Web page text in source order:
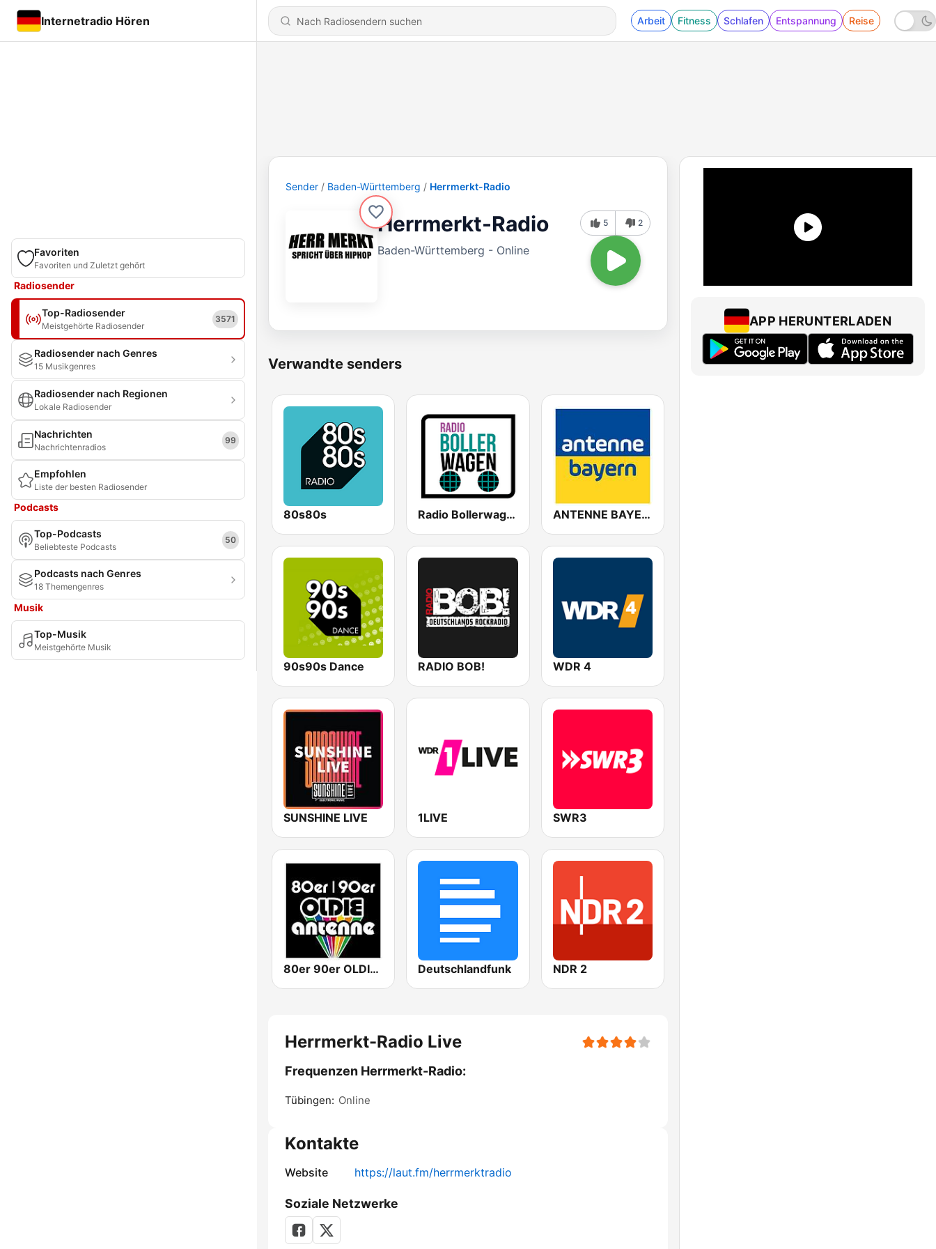
Internetradio Hören Arbeit Fitness Schlafen Entspannung Reise
Favoriten
Favoriten und Zuletzt gehört
Radiosender
Top-Radiosender
Meistgehörte Radiosender
3571
Radiosender nach Genres
15 Musikgenres
Radiosender nach Regionen
Lokale Radiosender
Nachrichten
Nachrichtenradios
99
Empfohlen
Liste der besten Radiosender
Podcasts
Top-Podcasts
Beliebteste Podcasts
50
Podcasts nach Genres
18 Themengenres
Musik
Top-Musik
Meistgehörte Musik
Sender Baden-Württemberg Herrmerkt-Radio
Herrmerkt-Radio
Baden-Württemberg - Online
5 2
Verwandte senders
80s80s Radio Bollerwagen ANTENNE BAYERN
90s90s Dance RADIO BOB! WDR 4
SUNSHINE LIVE 1LIVE SWR3
80er 90er OLDIE ANTENNE Deutschlandfunk NDR 2
Herrmerkt-Radio Live
Frequenzen Herrmerkt-Radio:
Tübingen: Online
Kontakte
Website https://laut.fm/herrmerktradio
Soziale Netzwerke
APP HERUNTERLADEN